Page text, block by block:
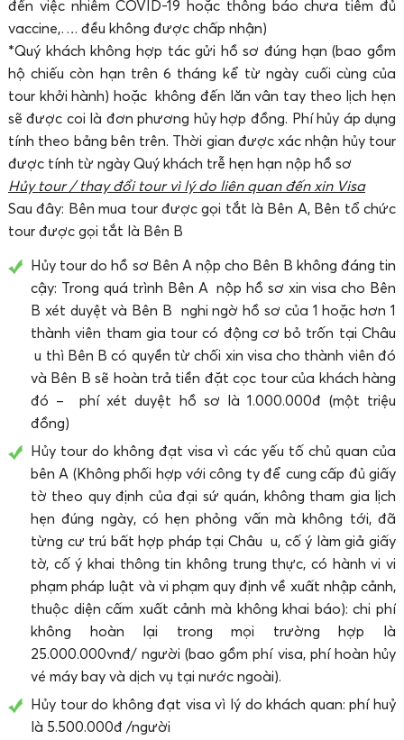
đến việc nhiễm COVID-19 hoặc thông báo chưa tiêm đủ
vaccine,…. đều không được chấp nhận)
*Quý khách không hợp tác gửi hồ sơ đúng hạn (bao gồm
hộ chiếu còn hạn trên 6 tháng kể từ ngày cuối cùng của
tour khởi hành) hoặc không đến lăn vân tay theo lịch hẹn
sẽ được coi là đơn phương hủy hợp đồng. Phí hủy áp dụng
tính theo bảng bên trên. Thời gian được xác nhận hủy tour
được tính từ ngày Quý khách trễ hẹn hạn nộp hồ sơ
Hủy tour / thay đổi tour vì lý do liên quan đến xin Visa
Sau đây: Bên mua tour được gọi tắt là Bên A, Bên tổ chức
tour được gọi tắt là Bên B
Hủy tour do hồ sơ Bên A nộp cho Bên B không đáng tin
cậy: Trong quá trình Bên A nộp hồ sơ xin visa cho Bên
B xét duyệt và Bên B nghi ngờ hồ sơ của 1 hoặc hơn 1
thành viên tham gia tour có động cơ bỏ trốn tại Châu
u thì Bên B có quyền từ chối xin visa cho thành viên đó
và Bên B sẽ hoàn trả tiền đặt cọc tour của khách hàng
đó – phí xét duyệt hồ sơ là 1.000.000đ (một triệu
đồng)
Hủy tour do không đạt visa vì các yếu tố chủ quan của
bên A (Không phối hợp với công ty để cung cấp đủ giấy
tờ theo quy định của đại sứ quán, không tham gia lịch
hẹn đúng ngày, có hẹn phỏng vấn mà không tới, đã
từng cư trú bất hợp pháp tại Châu u, cố ý làm giả giấy
tờ, cố ý khai thông tin không trung thực, có hành vi vi
phạm pháp luật và vi phạm quy định về xuất nhập cảnh,
thuộc diện cấm xuất cảnh mà không khai báo): chi phí
không hoàn lại trong mọi trường hợp là
25.000.000vnđ/ người (bao gồm phí visa, phí hoàn hủy
vé máy bay và dịch vụ tại nước ngoài).
Hủy tour do không đạt visa vì lý do khách quan: phí huỷ
là 5.500.000đ /người